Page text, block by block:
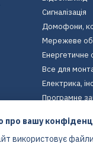
Сигналізація
Домофони,
Мережеве
Енергетичне
Все для
Електрика,
Програмне
Екіпірування
Енергетичне
про вашу
використовує